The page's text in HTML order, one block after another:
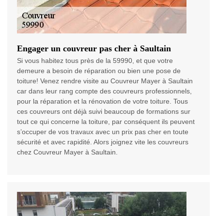
Engager un couvreur pas cher à Saultain
Si vous habitez tous près de la 59990, et que votre
demeure a besoin de réparation ou bien une pose de
toiture! Venez rendre visite au Couvreur Mayer à Saultain
car dans leur rang compte des couvreurs professionnels,
pour la réparation et la rénovation de votre toiture. Tous
ces couvreurs ont déjà suivi beaucoup de formations sur
tout ce qui concerne la toiture, par conséquent ils peuvent
s’occuper de vos travaux avec un prix pas cher en toute
sécurité et avec rapidité. Alors joignez vite les couvreurs
chez Couvreur Mayer à Saultain.